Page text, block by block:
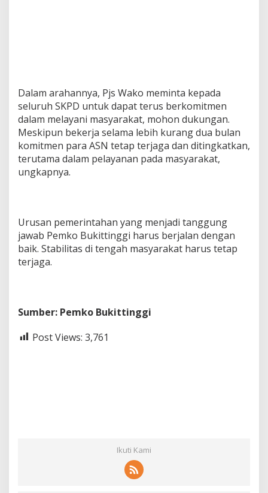
Dalam arahannya, Pjs Wako meminta kepada
seluruh SKPD untuk dapat terus berkomitmen
dalam melayani masyarakat, mohon dukungan.
Meskipun bekerja selama lebih kurang dua bulan
komitmen para ASN tetap terjaga dan ditingkatkan,
terutama dalam pelayanan pada masyarakat,
ungkapnya.
Urusan pemerintahan yang menjadi tanggung
jawab Pemko Bukittinggi harus berjalan dengan
baik. Stabilitas di tengah masyarakat harus tetap
terjaga.
Sumber: Pemko Bukittinggi
Post Views: 3,761
Ikuti Kami